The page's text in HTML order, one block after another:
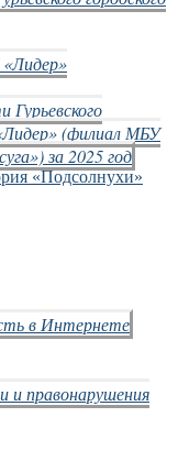
(филиал МБУ
за 2025 год
«Подсолнухи»
в Интернете
и правонарушения